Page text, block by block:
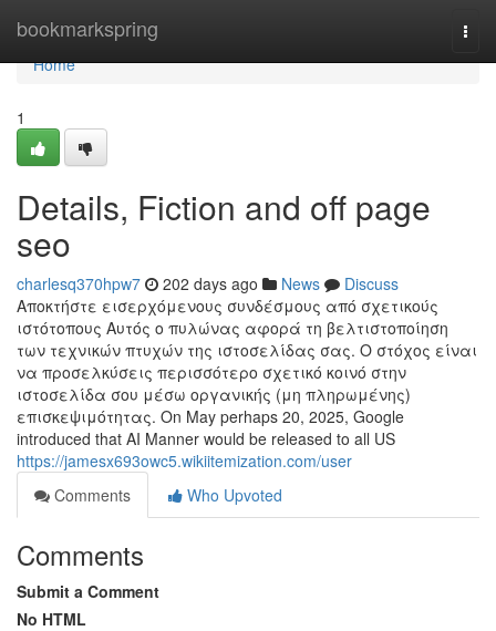
bookmarkspring
Home
Home
1
Details, Fiction and off page
seo
charlesq370hpw7 202 days ago News
Discuss
Αποκτήστε εισερχόμενους συνδέσμους από σχετικούς
ιστότοπους Αυτός ο πυλώνας αφορά τη βελτιστοποίηση
των τεχνικών πτυχών της ιστοσελίδας σας. Ο στόχος είναι
να προσελκύσεις περισσότερο σχετικό κοινό στην
ιστοσελίδα σου μέσω οργανικής (μη πληρωμένης)
επισκεψιμότητας. On May perhaps 20, 2025, Google
introduced that AI Manner would be released to all US
https://jamesx693owc5.wikiitemization.com/user
Comments
Who Upvoted
Comments
Submit a Comment
No HTML